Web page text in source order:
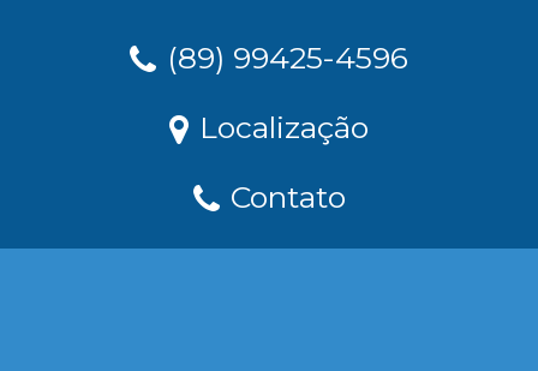
(89) 99425-4596
Localização
Contato